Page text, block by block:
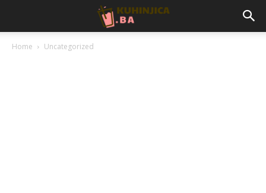
Home Uncategorized